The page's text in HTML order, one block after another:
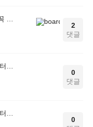
2
댓글
0
댓글
0